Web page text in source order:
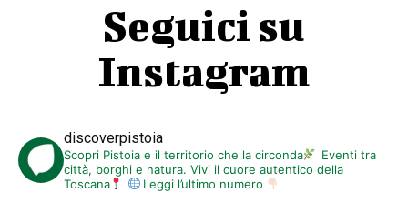
Seguici su
Instagram
discoverpistoia
Scopri Pistoia e il territorio che la circonda
Eventi tra
città, borghi e natura. Vivi il cuore autentico della
Toscana
Leggi l’ultimo numero